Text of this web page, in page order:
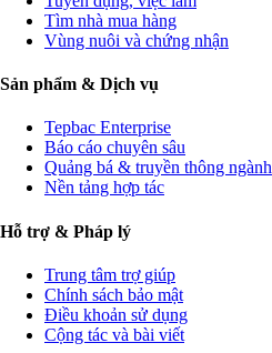
Tìm nhà mua hàng
Vùng nuôi và chứng nhận
Sản phẩm & Dịch vụ
Tepbac Enterprise
Báo cáo chuyên sâu
Quảng bá & truyền thông ngành
Nền tảng hợp tác
Hỗ trợ & Pháp lý
Trung tâm trợ giúp
Chính sách bảo mật
Điều khoản sử dụng
Cộng tác và bài viết